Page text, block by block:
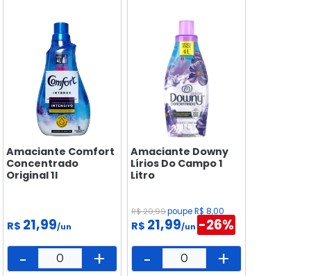
Amaciante Comfort
Concentrado
Original 1l
R$ 21,99/un
- +
Amaciante Downy
Lírios Do Campo 1
Litro
R$ 29,99poupe R$ 8,00
R$ 21,99/un -26%
- +